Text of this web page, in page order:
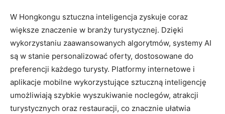
W Hongkongu sztuczna inteligencja zyskuje coraz⁣
większe znaczenie w⁤ branży turystycznej. Dzięki
wykorzystaniu zaawansowanych algorytmów, systemy ‍AI
są w stanie personalizować oferty, dostosowane do
preferencji każdego turysty. Platformy internetowe i
aplikacje mobilne wykorzystujące sztuczną inteligencję
umożliwiają szybkie wyszukiwanie noclegów,‍ atrakcji
turystycznych oraz restauracji, co znacznie ułatwia